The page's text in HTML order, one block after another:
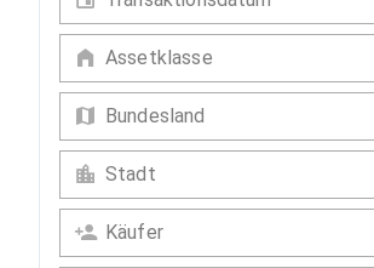
Assetklasse
Bundesland
Stadt
Käufer